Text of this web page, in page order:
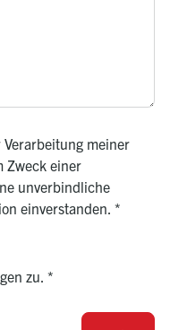
meiner
Zweck einer
unverbindliche
einverstanden. *
zu. *